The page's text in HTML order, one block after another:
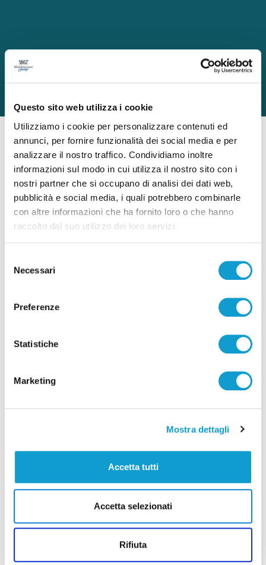
Questo sito web utilizza i cookie
Utilizziamo i cookie per personalizzare contenuti ed
annunci, per fornire funzionalità dei social media e per
analizzare il nostro traffico. Condividiamo inoltre
informazioni sul modo in cui utilizza il nostro sito con i
nostri partner che si occupano di analisi dei dati web,
pubblicità e social media, i quali potrebbero combinarle
con altre informazioni che ha fornito loro o che hanno
raccolto dal suo utilizzo dei loro servizi.
delNecessari
Preferenze
Statistiche
Marketing
Mostra dettagli
Accetta tutti
Accetta selezionati
Rifiuta
come finanziare l'efficientamento aziendale